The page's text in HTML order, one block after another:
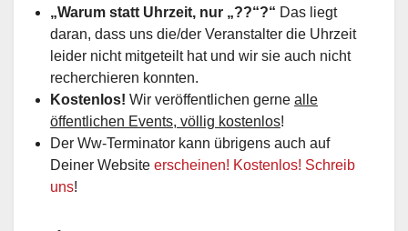
„Warum statt Uhrzeit, nur „??“?“ Das liegt
daran, dass uns die/der Veranstalter die Uhrzeit
leider nicht mitgeteilt hat und wir sie auch nicht
recherchieren konnten.
Kostenlos! Wir veröffentlichen gerne alle
öffentlichen Events, völlig kostenlos!
Der Ww-Terminator kann übrigens auch auf
Deiner Website erscheinen! Kostenlos! Schreib
uns!